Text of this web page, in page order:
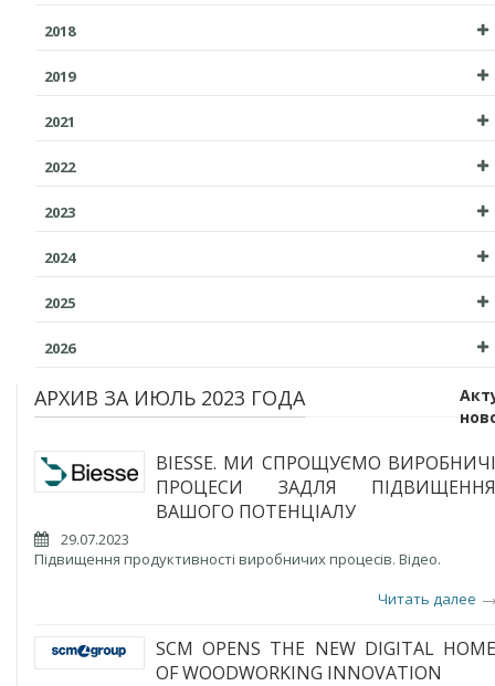
2018
2019
2021
2022
2023
2024
2025
2026
АРХИВ ЗА ИЮЛЬ 2023 ГОДА
BIESSE. МИ СПРОЩУЄМО ВИРОБНИЧІ
ПРОЦЕСИ ЗАДЛЯ ПІДВИЩЕННЯ
ВАШОГО ПОТЕНЦІАЛУ
29.07.2023
Підвищення продуктивності виробничих процесів. Відео.
Читать далее
SCM OPENS THE NEW DIGITAL HOME
OF WOODWORKING INNOVATION